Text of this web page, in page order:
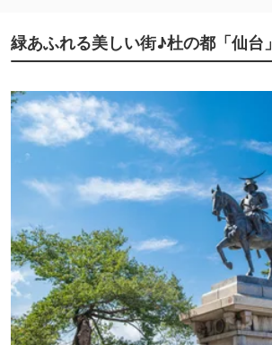
緑あふれる美しい街♪杜の都「仙台」